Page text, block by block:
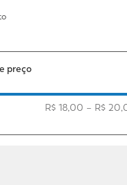
preço
R$ 18,00 – R$